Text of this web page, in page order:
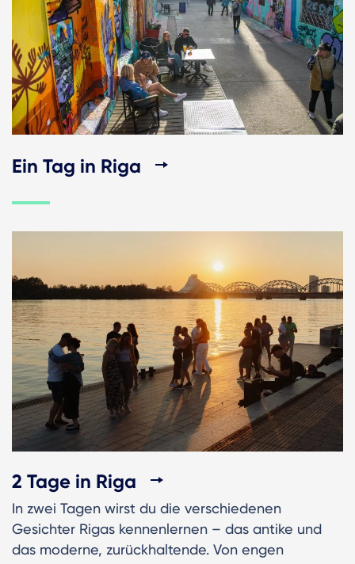
Ein Tag in Riga
2 Tage in Riga
In zwei Tagen wirst du die verschiedenen
Gesichter Rigas kennenlernen – das antike und
das moderne, zurückhaltende. Von engen